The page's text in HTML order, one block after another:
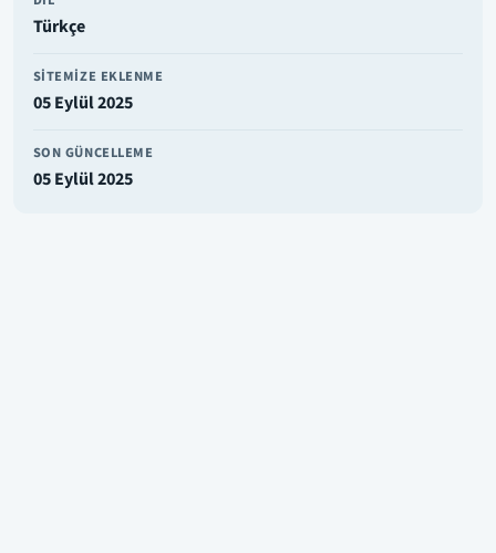
Türkçe
SITEMIZE EKLENME
05 Eylül 2025
SON GÜNCELLEME
05 Eylül 2025